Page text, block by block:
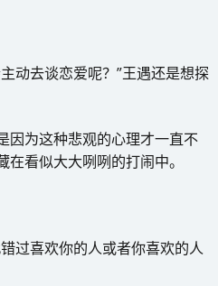
动去谈恋爱呢？”王遇还是想探
因为这种悲观的心理才一直不
看似大大咧咧的打闹中。
过喜欢你的人或者你喜欢的人